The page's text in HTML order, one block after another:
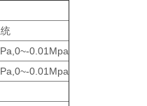
0.01Mpa
0.01Mpa